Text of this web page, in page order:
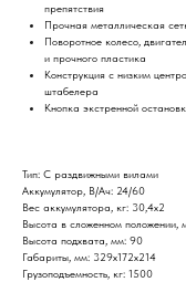
препятствия
Прочная металлическая
Поворотное колесо,
и прочного пластика
Конструкция с низким
штабелера
Кнопка экстренной
Тип: С раздвижными вилами
Аккумулятор, В/Ач: 24/60
Вес аккумулятора, кг: 30,4х2
Высота в сложенном положении,
Высота подхвата, мм: 90
Габариты, мм: 329х172х214
Грузоподъемность, кг: 1500